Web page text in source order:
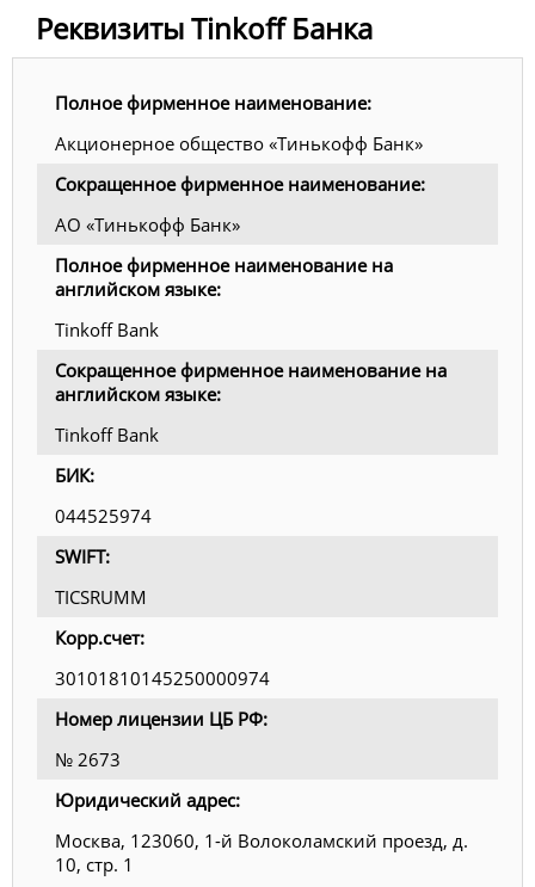
Реквизиты Tinkoff Банка
Полное фирменное наименование:
Акционерное общество «Тинькофф Банк»
Сокращенное фирменное наименование:
АО «Тинькофф Банк»
Полное фирменное наименование на
английском языке:
Tinkoff Bank
Сокращенное фирменное наименование на
английском языке:
Tinkoff Bank
БИК:
044525974
SWIFT:
TICSRUMM
Корр.счет:
30101810145250000974
Номер лицензии ЦБ РФ:
№ 2673
Юридический адрес:
Москва, 123060, 1-й Волоколамский проезд, д.
10, стр. 1